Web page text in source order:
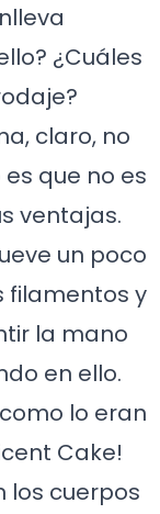
¿Cuáles
claro, no
que no es
ventajas.
un poco
filamentos y
la mano
en ello.
lo eran
Cake!
los cuerpos